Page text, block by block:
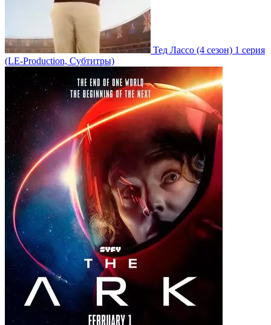
Тед Лассо (4 сезон) 1 серия
(LE-Production, Субтитры)